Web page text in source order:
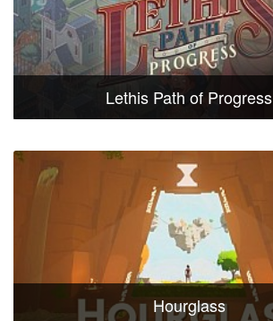
Lethis Path of Progress
Hourglass